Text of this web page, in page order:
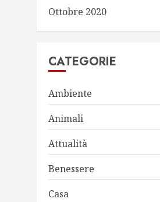
Ottobre 2020
CATEGORIE
Ambiente
Animali
Attualità
Benessere
Casa